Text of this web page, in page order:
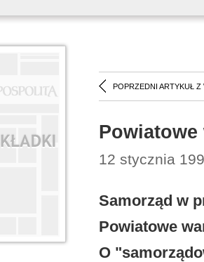
POPRZEDNI ARTYKUŁ Z
12 stycznia
Samorząd w
Powiatowe
O